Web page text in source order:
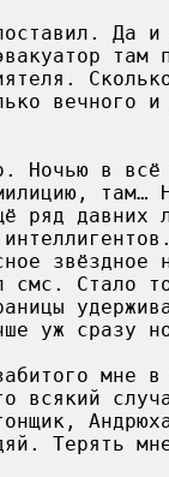
Да
там
вечного
Ночью в всё
там…
ряд давних
звёздное
смс. Стало
уж сразу
мне
всякий
Терять